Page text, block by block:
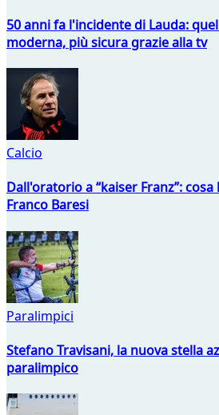
50 anni fa l'incidente di Lauda:
moderna, più sicura grazie alla tv
Calcio
Dall'oratorio a “kaiser Franz”:
Franco Baresi
Paralimpici
Stefano Travisani, la nuova stella
paralimpico